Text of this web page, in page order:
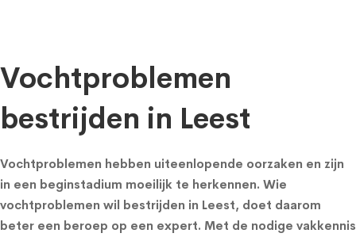
Vochtproblemen
bestrijden in Leest
Vochtproblemen hebben uiteenlopende oorzaken en zijn
in een beginstadium moeilijk te herkennen. Wie
vochtproblemen wil bestrijden in Leest, doet daarom
beter een beroep op een expert. Met de nodige vakkennis